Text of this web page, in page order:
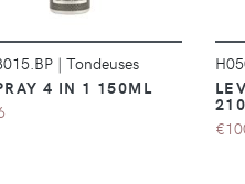
| Tondeuses
4 IN 1 150ML